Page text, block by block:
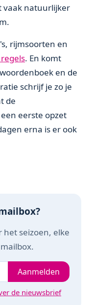
vaak natuurlijker
rijmsoorten en
. En komt
en de
schrijf je zo je
de
een eerste opzet
erna is er ook
het seizoen, elke
Aanmelden
de nieuwsbrief